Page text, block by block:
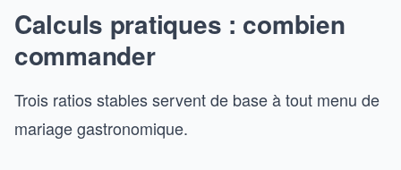
Calculs pratiques : combien
commander
Trois ratios stables servent de base à tout menu de
mariage gastronomique.